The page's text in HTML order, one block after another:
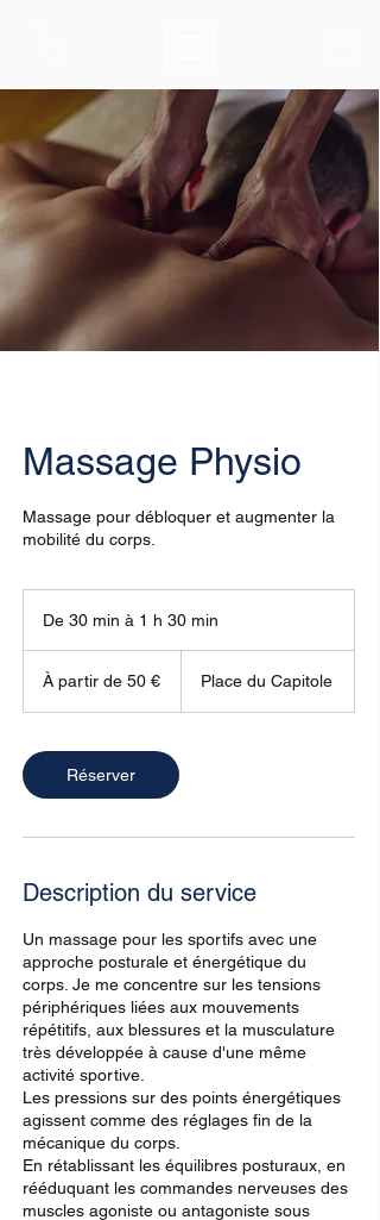
Massage Physio
Massage pour débloquer et augmenter la
mobilité du corps.
De 30 min à 1 h 30 min
0
m
i
partir
euros
À partir de 50 € Place du Capitole
Réserver
Description du service
Un massage pour les sportifs avec une
approche posturale et énergétique du
corps. Je me concentre sur les tensions
périphériques liées aux mouvements
répétitifs, aux blessures et la musculature
très développée à cause d'une même
activité sportive.
Les pressions sur des points énergétiques
agissent comme des réglages fin de la
mécanique du corps.
En rétablissant les équilibres posturaux, en
rééduquant les commandes nerveuses des
muscles agoniste ou antagoniste sous